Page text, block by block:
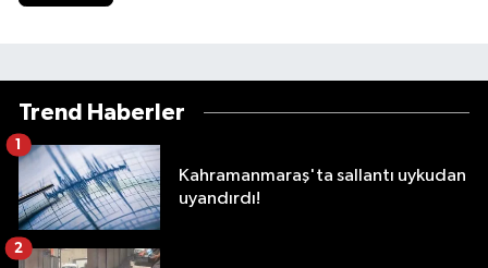
Trend Haberler
Kahramanmaraş'ta sallantı uykudan
uyandırdı!
1
2